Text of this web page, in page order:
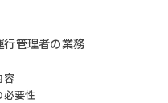
管理者の業務
容
必要性